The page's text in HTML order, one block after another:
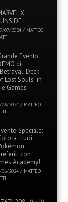
X
07/2024 / MATTEO
Evento
di
Deck
Lost Souls” in
Games
06/2024 / MATTEO
Speciale:
i tuoi
con
Academy!
06/2024 / MATTEO